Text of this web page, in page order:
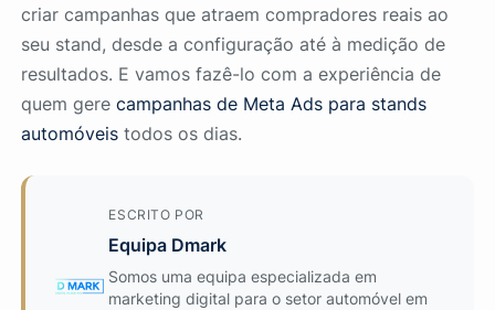
criar campanhas que atraem compradores reais ao
seu stand, desde a configuração até à medição de
resultados. E vamos fazê-lo com a experiência de
quem gerecampanhas de Meta Ads para stands
automóveis todos os dias.
ESCRITO POR
Equipa Dmark
Somos uma equipa especializada em
marketing digital para o setor automóvel em